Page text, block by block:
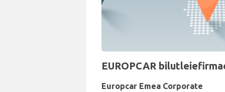
EUROPCAR
Europcar Emea Corporate